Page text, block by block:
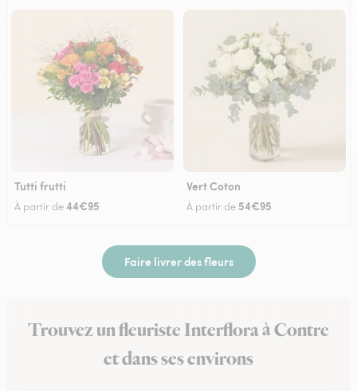
Tutti frutti
À partir de44€95
Vert Coton
À partir de 54€95
Faire livrer des fleurs
Trouvez un fleuriste Interflora à Contre
et dans ses environs